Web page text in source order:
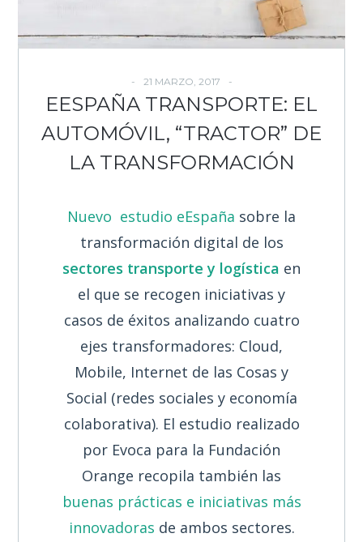
21 MARZO, 2017
EESPAÑA TRANSPORTE: EL
AUTOMÓVIL, “TRACTOR” DE
LA TRANSFORMACIÓN
Nuevo estudio eEspaña sobre la
transformación digital de los
sectores transporte y logística en
el que se recogen iniciativas y
casos de éxitos analizando cuatro
ejes transformadores: Cloud,
Mobile, Internet de las Cosas y
Social (redes sociales y economía
colaborativa). El estudio realizado
por Evoca para la Fundación
Orange recopila también las
buenas prácticas e iniciativas más
innovadoras de ambos sectores.